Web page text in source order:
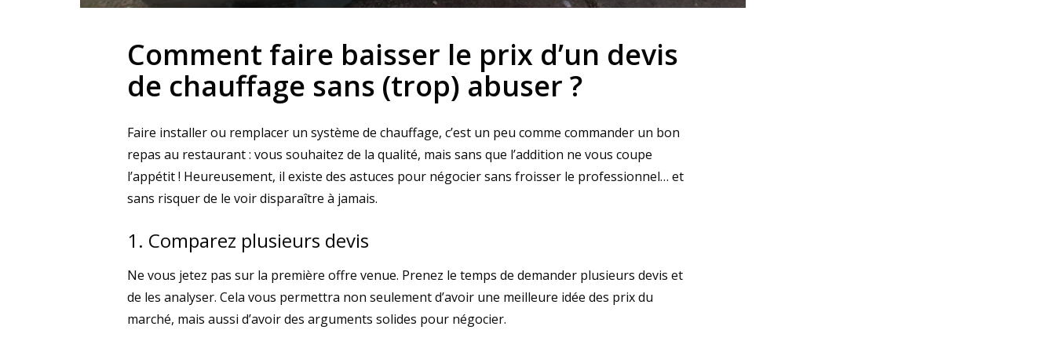
Comment faire baisser le prix d’un devis
de chauffage sans (trop) abuser ?
Faire installer ou remplacer un système de chauffage, c’est un peu comme commander un bon
repas au restaurant : vous souhaitez de la qualité, mais sans que l’addition ne vous coupe
l’appétit ! Heureusement, il existe des astuces pour négocier sans froisser le professionnel… et
sans risquer de le voir disparaître à jamais.
1. Comparez plusieurs devis
Ne vous jetez pas sur la première offre venue. Prenez le temps de demander plusieurs devis et
de les analyser. Cela vous permettra non seulement d’avoir une meilleure idée des prix du
marché, mais aussi d’avoir des arguments solides pour négocier.